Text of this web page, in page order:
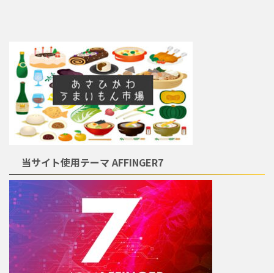
当サイト使用テーマ AFFINGER7